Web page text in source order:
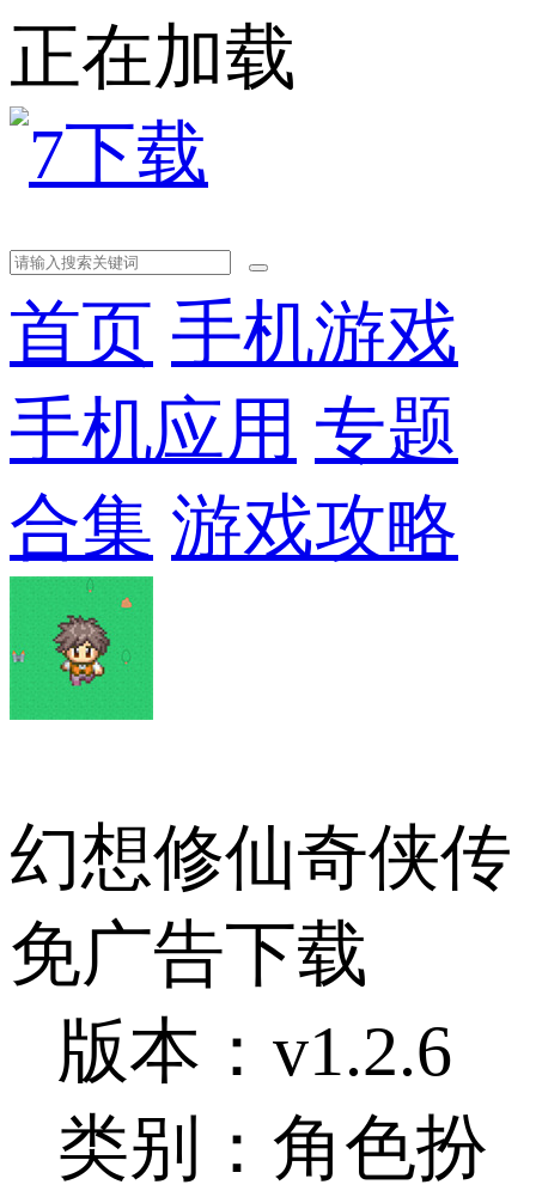
正在加载
首页 手机游戏
手机应用 专题
合集 游戏攻略
幻想修仙奇侠传
免广告下载
版本：v1.2.6
类别：角色扮